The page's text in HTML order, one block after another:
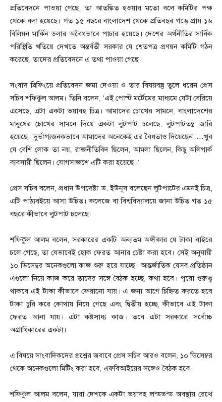
প্রতিবেদনে পাওয়া গেছে, তা আতঙ্কিত হওয়ার মতো বলে কমিটির পক্ষ
থেকে বলা হয়েছে। গত ১৫ বছরে বাংলাদেশ থেকে প্রতিবছর গড়ে প্রায় ১৬
বিলিয়ন মার্কিন ডলার অবৈধভাবে পাচার হয়েছে। দেশের অর্থনীতির সার্বিক
পরিস্থিতি খতিয়ে দেখতে অন্তর্বর্তী সরকার যে শ্বেতপত্র প্রণয়ন কমিটি গঠন
করেছে, তাদের প্রতিবেদনে এ তথ্য পাওয়া গেছে।
সংবাদ ব্রিফিংয়ে প্রতিবেদন জমা দেওয়া ও তার বিষয়বস্তু তুলে ধরেন প্রেস
সচিব শফিকুল আলম। তিনি বলেন, ‘এই পোস্ট মর্টেমের মাধ্যমে যেটা বেরিয়ে
এসেছে, এটা একটা ভয়াবহ চিত্র। আমাদের চোখের সামনে, বাংলাদেশের
মানুষের চোখের সামনে দিয়ে একটা লুটপাট চলেছে, লুটপাটতন্ত্র জারি
হয়েছে। দুর্ভাগ্যজনকভাবে আমাদের অনেকেই এর বৈধতাও দিয়েছেন।…খুব
যে বেশি লোক তা নয়, রাজনীতিবিদ ছিলেন, আমলা ছিলেন, কিছু অলিগার্ক
ব্যবসায়ী ছিলেন। যোগসাজশে এটি করা হয়েছে।’
প্রেস সচিব বলেন, প্রধান উপদেষ্টা ড. ইউনূস বলেছেন লুটপাটের এমনই চিত্র,
এটি পাঠ্যবইয়ে আসা উচিত। কলেজে বা বিশ্ববিদ্যালয়ে জানা উচিত গত ১৫
বছরে কীভাবে লুটপাট চলেছে।
শফিকুল আলম বলেন, সরকারের একটি অন্যতম অঙ্গীকার যে টাকা বাইরে
চলে গেছে, তা যেভাবেই হোক ফেরত আনার চেষ্টা করা হবে। সেই অনুযায়ী
১০ ডিসেম্বর অনেকগুলো কাজ শুরু হয়ে যাচ্ছে। আন্তর্জাতিক যেসব প্রতিষ্ঠান
এগুলো নিয়ে কাজ করে তাদের সঙ্গে বৈঠক হচ্ছে, কথা হবে। পুরো গুরুত্ব
থাকবে এই টাকা কীভাবে ফেরানো যায়। এ জন্য আগে চিহ্নিত করতে হবে
টাকা চুরি করে কোথায় নিয়ে গেছে এবং দ্বিতীয় হচ্ছে, কীভাবে এই টাকা
ফেরত আনা যায়। এটা কষ্টসাধ্য কাজ। তবে এটা সরকারে সর্বোচ্চ
অগ্রাধিকারের একটা।
এ বিষয়ে সাংবাদিকদের প্রশ্নের জবাবে প্রেস সচিব আরও বলেন, ১০ ডিসেম্বর
থেকে অনেকগুলো মিটিং করা হবে, এফবিআইয়ের সঙ্গেও বৈঠক হবে।
শফিকুল আলম বলেন, যারা দেশকে একটা ভয়াবহ লন্ডভন্ড অবস্থায় রেখে